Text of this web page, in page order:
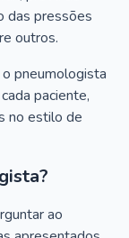
das pressões
outros.
pneumologista
paciente,
no estilo de
ao